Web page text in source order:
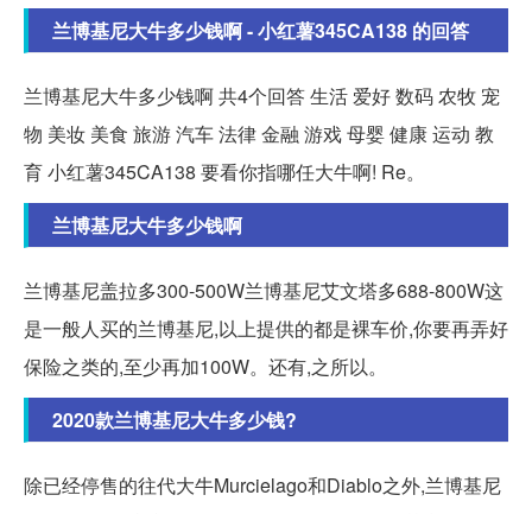
兰博基尼大牛多少钱啊 - 小红薯345CA138 的回答
兰博基尼大牛多少钱啊 共4个回答 生活 爱好 数码 农牧 宠
物 美妆 美食 旅游 汽车 法律 金融 游戏 母婴 健康 运动 教
育 小红薯345CA138 要看你指哪任大牛啊! Re。
兰博基尼大牛多少钱啊
兰博基尼盖拉多300-500W兰博基尼艾文塔多688-800W这
是一般人买的兰博基尼,以上提供的都是裸车价,你要再弄好
保险之类的,至少再加100W。还有,之所以。
2020款兰博基尼大牛多少钱?
除已经停售的往代大牛Murcielago和Diablo之外,兰博基尼